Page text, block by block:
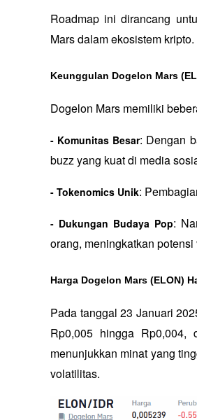
Roadmap ini dirancang
Mars dalam ekosistem kripto.
Keunggulan Dogelon Mars
Dogelon Mars memiliki
- Komunitas Besar: Dengan
buzz yang kuat di media
- Tokenomics Unik:
- Dukungan Budaya Pop:
orang, meningkatkan
Harga Dogelon Mars (ELON)
Pada tanggal 23 Januari
Rp0,005 hingga
menunjukkan minat yang
volatilitas.